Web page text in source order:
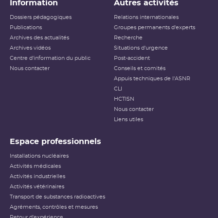
Information
Dossiers pédagogiques
Publications
Archives des actualités
Archives vidéos
Centre d'information du public
Nous contacter
Autres activités
Relations internationales
Groupes permanents d'experts
Recherche
Situations d'urgence
Post-accident
Conseils et comités
Appuis techniques de l'ASNR
CLI
HCTISN
Nous contacter
Liens utiles
Espace professionnels
Installations nucléaires
Activités médicales
Activités industrielles
Activités vétérinaires
Transport de substances radioactives
Agréments, contrôles et mesures